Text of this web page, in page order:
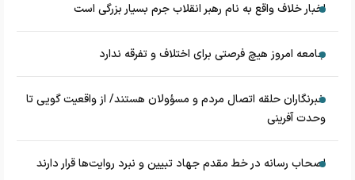
اخبار خلاف واقع به نام رهبر انقلاب جرم بسیار بزرگی است
جامعه امروز هیچ فرصتی برای اختلاف و تفرقه ندارد
خبرنگاران حلقه اتصال مردم و مسؤولان هستند/ از واقعیت گویی تا
وحدت آفرینی
اصحاب رسانه در خط مقدم جهاد تبیین و نبرد روایت‌ها قرار دارند